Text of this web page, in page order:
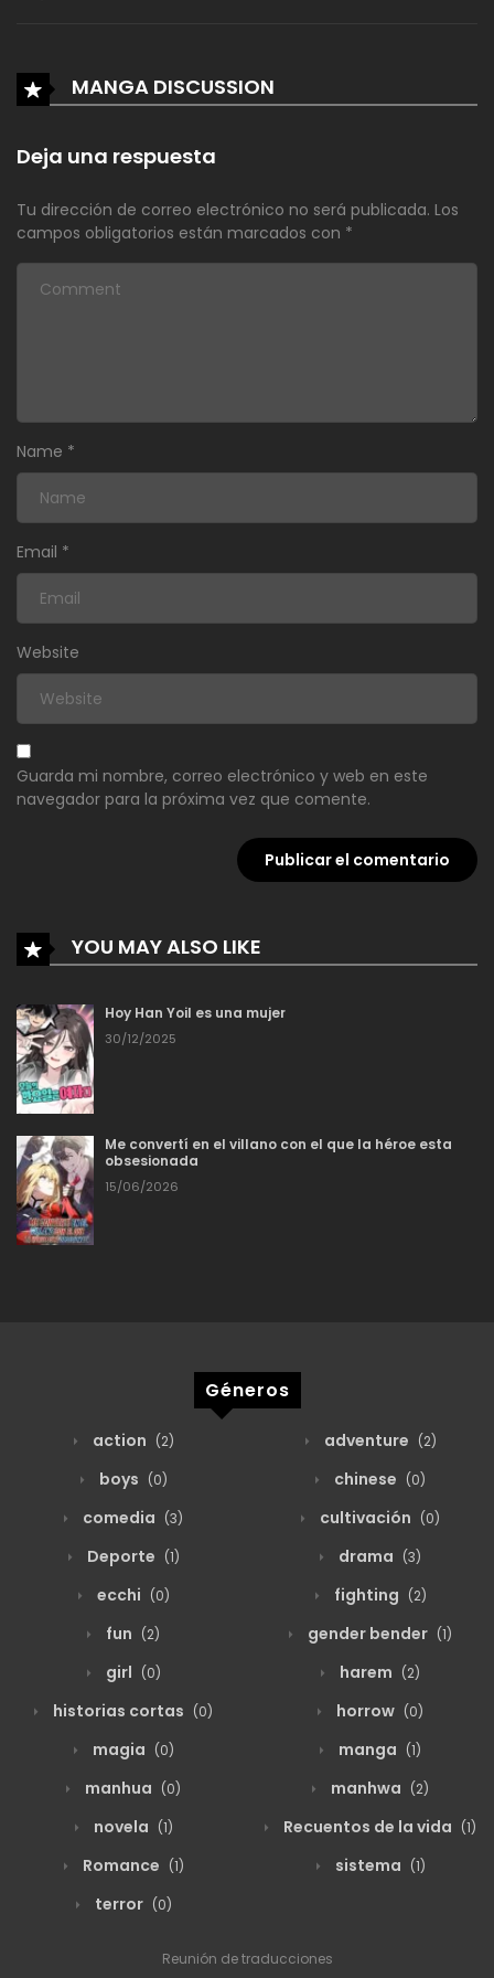
MANGA DISCUSSION
Deja una respuesta
Tu dirección de correo electrónico no será publicada. Los
campos obligatorios están marcados con *
Name *
Email *
Website
Guarda mi nombre, correo electrónico y web en este
navegador para la próxima vez que comente.
YOU MAY ALSO LIKE
Hoy Han Yoil es una mujer
30/12/2025
Me convertí en el villano con el que la héroe esta
obsesionada
15/06/2026
Géneros
action (2) adventure (2)
boys (0) chinese (0)
comedia (3) cultivación (0)
Deporte (1) drama (3)
ecchi (0) fighting (2)
fun (2) gender bender (1)
girl (0) harem (2)
historias cortas (0) horrow (0)
magia (0) manga (1)
manhua (0) manhwa (2)
novela (1) Recuentos de la vida (1)
Romance (1) sistema (1)
terror (0)
Reunión de traducciones